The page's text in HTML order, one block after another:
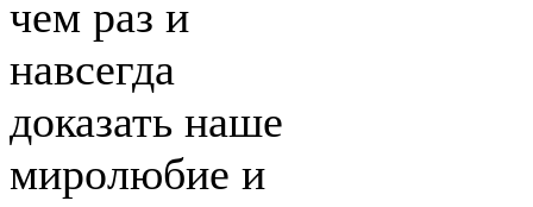
чем раз и
навсегда
доказать наше
миролюбие и